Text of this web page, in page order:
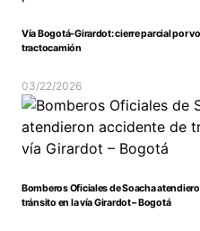
Vía Bogotá-Girardot: cierre parcial por
tractocamión
03/22/2026
Bomberos Oficiales de Soacha
tránsito en la vía Girardot – Bogotá